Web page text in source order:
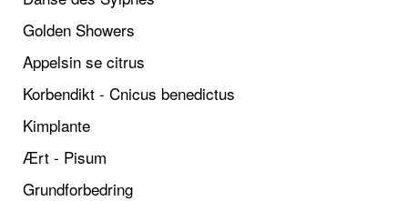
Golden Showers
Appelsin se citrus
Korbendikt - Cnicus benedictus
Kimplante
Ært - Pisum
Grundforbedring